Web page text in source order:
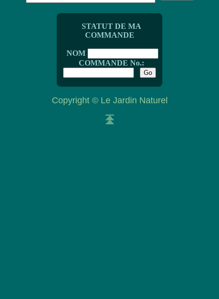
STATUT DE MA
COMMANDE
NOM
COMMANDE No.:
Copyright © Le Jardin Naturel